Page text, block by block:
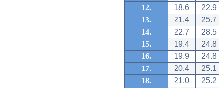
12.
18.6
22.9
13.
21.4
25.7
14.
22.7
28.5
15.
19.4
24.8
16.
19.9
24.8
17.
20.4
25.1
18.
21.0
25.2